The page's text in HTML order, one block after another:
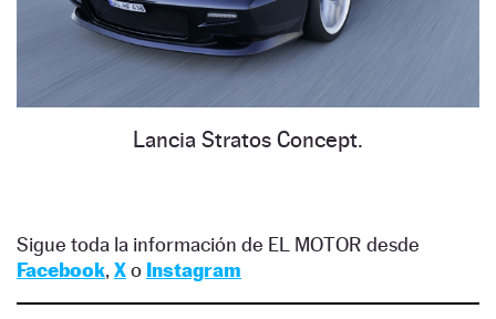
Lancia Stratos Concept.
Sigue toda la información de EL MOTOR desde
Facebook, Xo Instagram